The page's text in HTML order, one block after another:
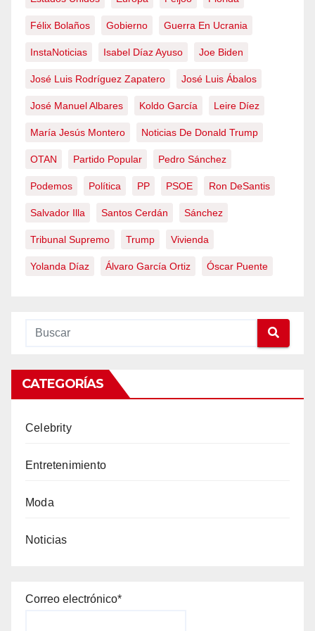
Félix Bolaños Gobierno Guerra En Ucrania
InstaNoticias Isabel Díaz Ayuso Joe Biden
José Luis Rodríguez Zapatero José Luis Ábalos
José Manuel Albares Koldo García Leire Díez
María Jesús Montero Noticias De Donald Trump
OTAN Partido Popular Pedro Sánchez
Podemos Política PP PSOE Ron DeSantis
Salvador Illa Santos Cerdán Sánchez
Tribunal Supremo Trump Vivienda
Yolanda Díaz Álvaro García Ortiz Óscar Puente
CATEGORÍAS
Celebrity
Entretenimiento
Moda
Noticias
Correo electrónico*